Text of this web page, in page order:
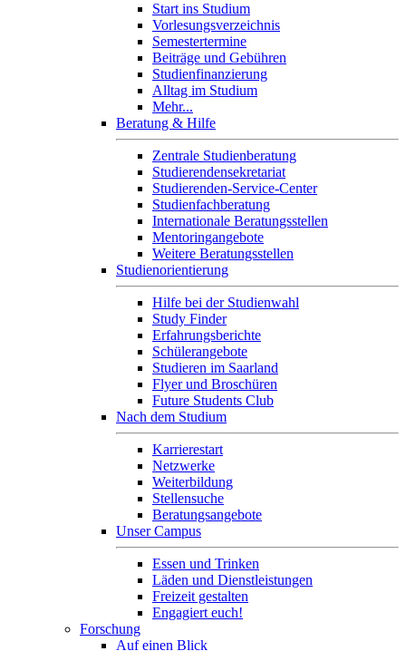
Start ins Studium
Vorlesungsverzeichnis
Semestertermine
Beiträge und Gebühren
Studienfinanzierung
Alltag im Studium
Mehr...
Beratung & Hilfe
Zentrale Studienberatung
Studierendensekretariat
Studierenden-Service-Center
Studienfachberatung
Internationale Beratungsstellen
Mentoringangebote
Weitere Beratungsstellen
Studienorientierung
Hilfe bei der Studienwahl
Study Finder
Erfahrungsberichte
Schülerangebote
Studieren im Saarland
Flyer und Broschüren
Future Students Club
Nach dem Studium
Karrierestart
Netzwerke
Weiterbildung
Stellensuche
Beratungsangebote
Unser Campus
Essen und Trinken
Läden und Dienstleistungen
Freizeit gestalten
Engagiert euch!
Forschung
Auf einen Blick